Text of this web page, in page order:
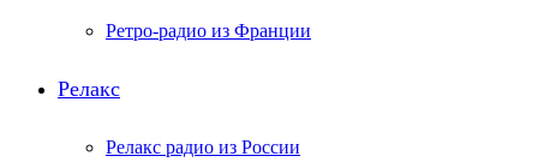
Ретро-радио из Франции
Релакс
Релакс радио из России